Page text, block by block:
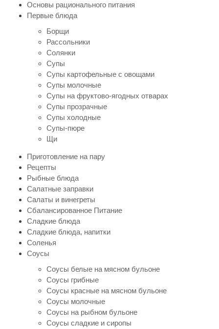
Основы рационального питания
Первые блюда
Борщи
Рассольники
Солянки
Супы
Супы картофельные с овощами
Супы молочные
Супы на фруктово-ягодных отварах
Супы прозрачные
Супы холодные
Супы-пюре
Щи
Приготовление на пару
Рецепты
Рыбные блюда
Салатные заправки
Салаты и винегреты
Сбалансированное Питание
Сладкие блюда
Сладкие блюда, напитки
Соленья
Соусы
Соусы белые на мясном бульоне
Соусы грибные
Соусы красные на мясном бульоне
Соусы молочные
Соусы на рыбном бульоне
Соусы сладкие и сиропы